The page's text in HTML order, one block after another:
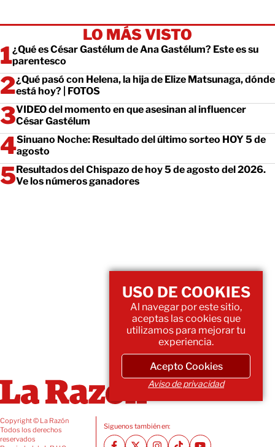
LO MÁS VISTO
¿Qué es César Gastélum de Ana Gastélum? Este es su
parentesco
¿Qué pasó con Helena, la hija de Elize Matsunaga, dónde
está hoy? | FOTOS
VIDEO del momento en que asesinan al influencer
César Gastélum
Sinuano Noche: Resultado del último sorteo HOY 5 de
agosto
Resultados del Chispazo de hoy 5 de agosto del 2026.
Ve los números ganadores
Copyright © La Razón
Todos los derechos
reservados
Siguenos también en:
USO DE COOKIES
Al navegar por este sitio,
aceptas las cookies que
utilizamos para mejorar tu
experiencia.
Acepto Cookies
Aviso de privacidad